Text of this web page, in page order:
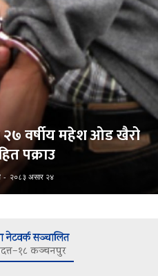
२७ वर्षीय महेश ओड खैरो
पक्राउ
- २०८३ असार २४
नेटवर्क सञ्चालित
कञ्चनपुर